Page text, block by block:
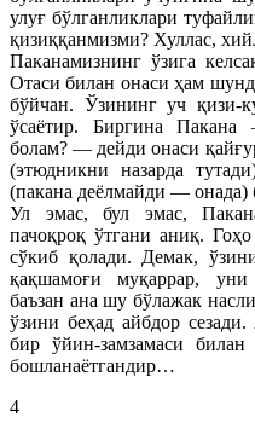
улуғ бўлганликлари
қизиққанмизми? Хуллас,
Паканамизнинг ўзига
Отаси билан онаси ҳам
бўйчан. Ўзининг уч
ўсаётир. Биргина
болам? — дейди онаси
(этюдникни назарда
(пакана деёлмайди — онада)
Ул эмас, бул эмас,
пачоқроқ ўтгани аниқ.
сўкиб қолади. Демак,
қақшамоғи муқаррар,
баъзан ана шу бўлажак
ўзини беҳад айбдор
бир ўйин-замзамаси
бошланаётгандир…
4